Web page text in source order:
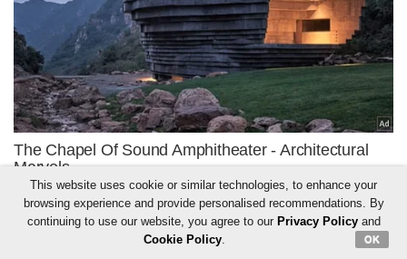
This website uses cookie or similar technologies, to enhance your
browsing experience and provide personalised recommendations. By
continuing to use our website, you agree to our Privacy Policyand
Cookie Policy. OK